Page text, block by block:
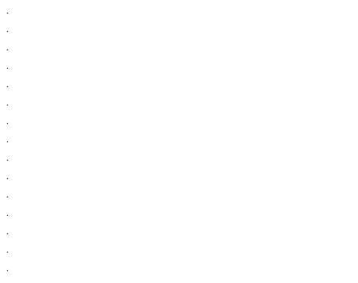
.
.
.
.
.
.
.
.
.
.
.
.
.
.
.